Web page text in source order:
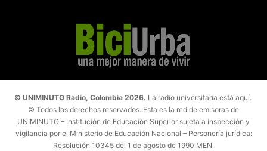
© UNIMINUTO Radio, Colombia 2026. La radio universitaria está aquí.
© Todos los derechos reservados. Esta es la red de emisoras de
UNIMINUTO – Institución de Educación Superior sujeta a inspección y
vigilancia por el Ministerio de Educación Nacional – Personería jurídica:
Resolución 10345 del 1 de agosto de 1990 MEN.